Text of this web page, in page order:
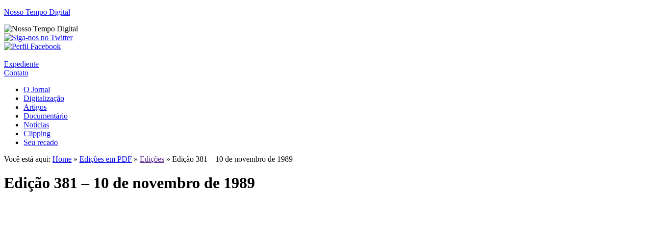
Nosso Tempo Digital
Expediente
Contato
O Jornal
Digitalização
Artigos
Documentário
Notícias
Clipping
Seu recado
Você está aqui: Home » Edições em PDF » Edições » Edição 381 – 10 de novembro de 1989
Edição 381 – 10 de novembro de 1989